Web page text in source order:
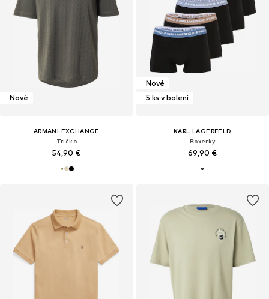
Nové
ARMANI EXCHANGE
Tričko
54,90 €
Nové
5 ks v balení
KARL LAGERFELD
Boxerky
69,90 €